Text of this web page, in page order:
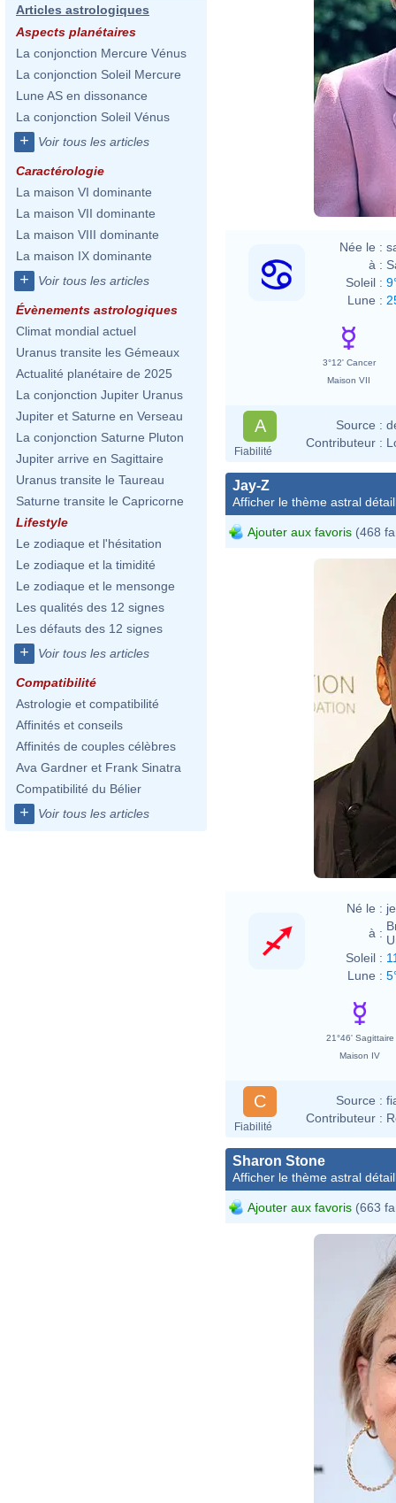
Articles astrologiques
Aspects planétaires
La conjonction Mercure Vénus
La conjonction Soleil Mercure
Lune AS en dissonance
La conjonction Soleil Vénus
+ Voir tous les articles
Caractérologie
La maison VI dominante
La maison VII dominante
La maison VIII dominante
La maison IX dominante
+ Voir tous les articles
Évènements astrologiques
Climat mondial actuel
Uranus transite les Gémeaux
Actualité planétaire de 2025
La conjonction Jupiter Uranus
Jupiter et Saturne en Verseau
La conjonction Saturne Pluton
Jupiter arrive en Sagittaire
Uranus transite le Taureau
Saturne transite le Capricorne
Lifestyle
Le zodiaque et l'hésitation
Le zodiaque et la timidité
Le zodiaque et le mensonge
Les qualités des 12 signes
Les défauts des 12 signes
+ Voir tous les articles
Compatibilité
Astrologie et compatibilité
Affinités et conseils
Affinités de couples célèbres
Ava Gardner et Frank Sinatra
Compatibilité du Bélier
+ Voir tous les articles
Née le :
à :
Soleil :
Lune :
3°12' Cancer
Maison VII
A
Fiabilité
Source :
Contributeur :
Jay-Z
Afficher le thème astral
Ajouter aux favoris (468
Jay-
Né le :
à :
Soleil :
Lune :
21°46' Sagittaire
Maison IV
C
Fiabilité
Source :
Contributeur :
Sharon Stone
Afficher le thème astral
Ajouter aux favoris (663